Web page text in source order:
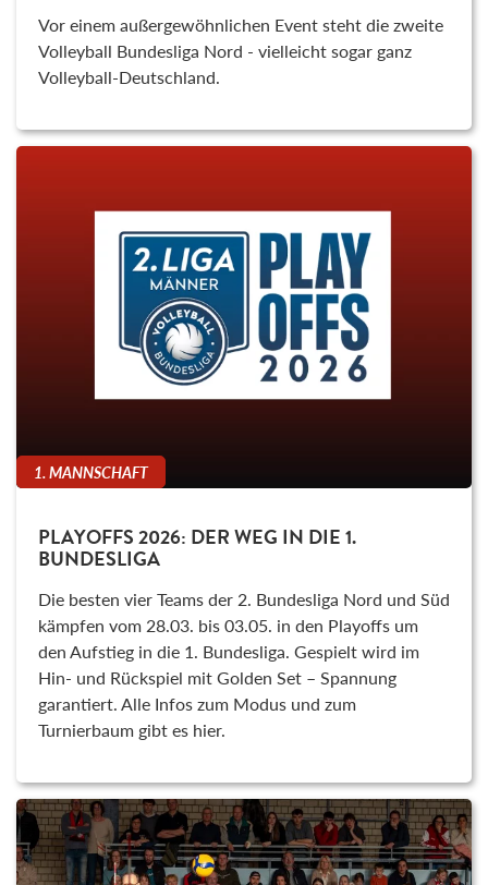
Vor einem außergewöhnlichen Event steht die zweite
Volleyball Bundesliga Nord - vielleicht sogar ganz
Volleyball-Deutschland.
1. MANNSCHAFT
PLAYOFFS 2026: DER WEG IN DIE 1.
BUNDESLIGA
Die besten vier Teams der 2. Bundesliga Nord und Süd
kämpfen vom 28.03. bis 03.05. in den Playoffs um
den Aufstieg in die 1. Bundesliga. Gespielt wird im
Hin- und Rückspiel mit Golden Set – Spannung
garantiert. Alle Infos zum Modus und zum
Turnierbaum gibt es hier.